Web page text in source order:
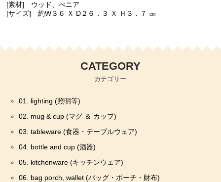
[素材] ウッド、べニア
[サイズ] 約W３６ Ｘ D２６．３ Ｘ Ｈ３．７ ㎝
CATEGORY
カテゴリー
01. lighting (照明等)
02. mug & cup (マグ ＆ カップ)
03. tableware (食器・テーブルウェア)
04. bottle and cup (酒器)
05. kitchenware (キッチンウェア)
06. bag porch, wallet (バッグ・ポーチ・財布)